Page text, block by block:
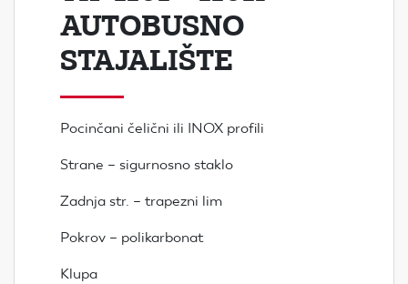
AUTOBUSNO
STAJALIŠTE
Pocinčani čelični ili INOX profili
Strane – sigurnosno staklo
Zadnja str. – trapezni lim
Pokrov – polikarbonat
Klupa